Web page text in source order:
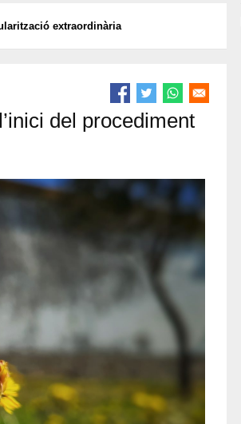
extraordinària
del procediment